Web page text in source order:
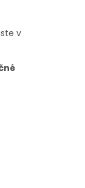
v